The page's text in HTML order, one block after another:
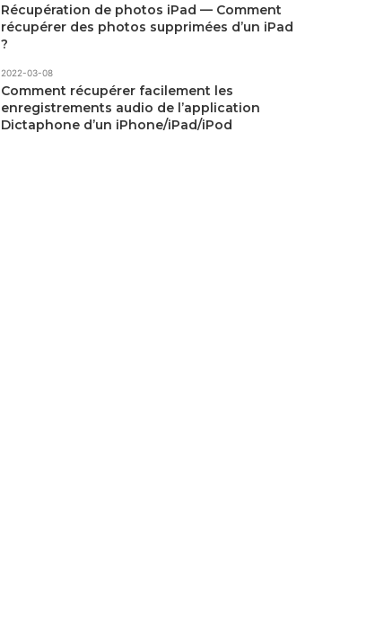
Récupération de photos iPad — Comment
récupérer des photos supprimées d’un iPad
?
2022-03-08
Comment récupérer facilement les
enregistrements audio de l’application
Dictaphone d’un iPhone/iPad/iPod